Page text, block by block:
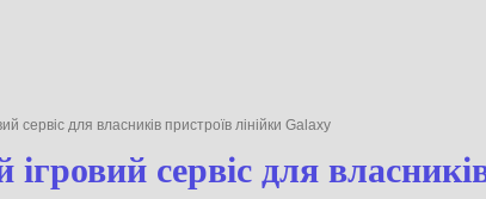
сервіс для власників пристроїв лінійки Galaxy
ігровий сервіс для